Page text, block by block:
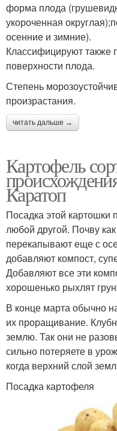
форма плода
укороченная
осенние и зимние).
Классифицируют также
поверхности плода.
Степень
произрастания.
читать дальше →
Картофель
Каратоп
Посадка этой картошки
любой другой. Почву
перекапывают еще с
добавляют компост,
Добавляют все эти
хорошенько рыхлят
В конце марта обычно
их проращивание.
землю. Так они не
сильно потеряете в
когда верхний слой
Посадка картофеля